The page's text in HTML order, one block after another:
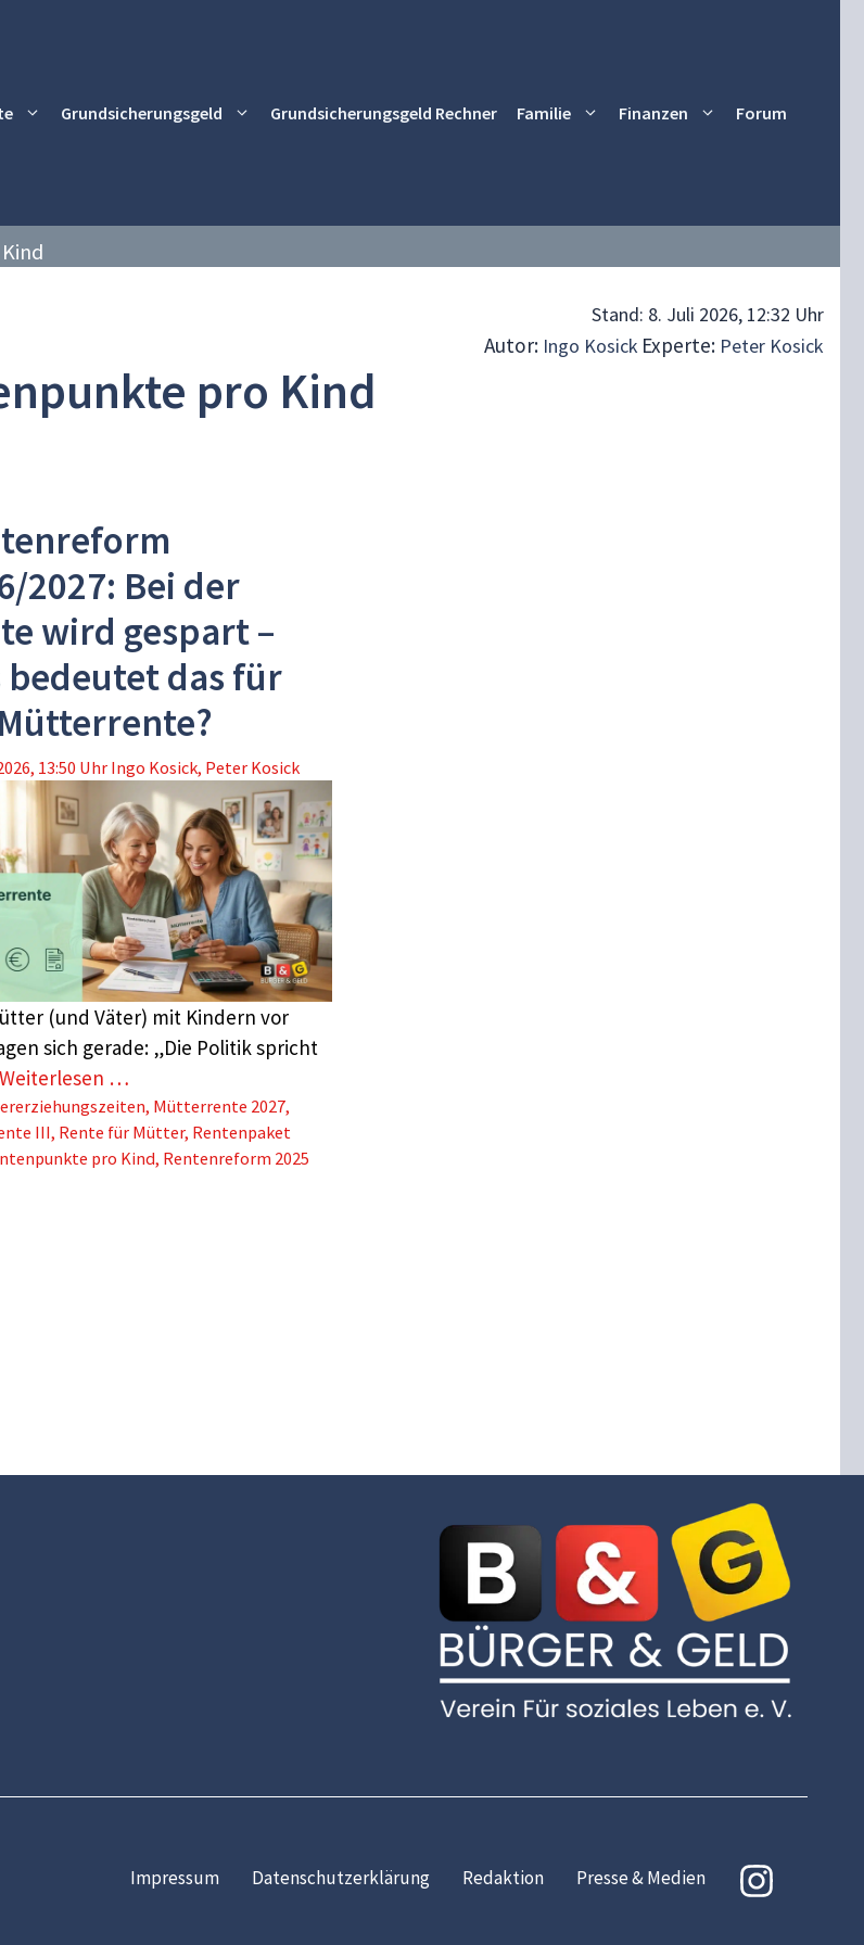
Grundsicherungsgeld Grundsicherungsgeld Rechner Familie Finanzen Forum
Stand: 8. Juli 2026, 12:32 Uhr
Autor: Ingo Kosick Experte: Peter Kosick
pro Kind
2027: Bei der
wird gespart –
bedeutet das für
13:50 Uhr Ingo Kosick, Peter Kosick
(und Väter) mit Kindern vor
sich gerade: „Die Politik spricht
Weiterlesen …
, Mütterrente 2027,
III, Rente für Mütter, Rentenpaket
pro Kind, Rentenreform 2025
Impressum Datenschutzerklärung Redaktion Presse & Medien